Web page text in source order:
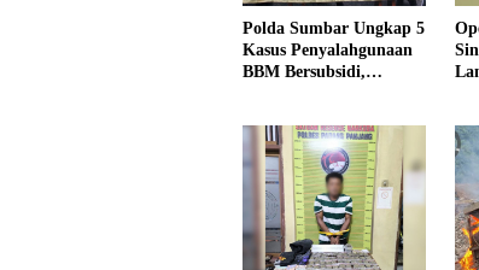
Polda Sumbar Ungkap 5
Kasus Penyalahgunaan
BBM Bersubsidi,
Bio Solar